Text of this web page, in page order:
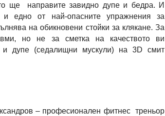
ще направите завидно дупе и бедра. И
едно от най-опасните упражнения за
на обикновени стойки за клякане. За
но не за сметка на качеството ви
и дупе (седалищни мускули) на 3D смит
– професионален фитнес треньор